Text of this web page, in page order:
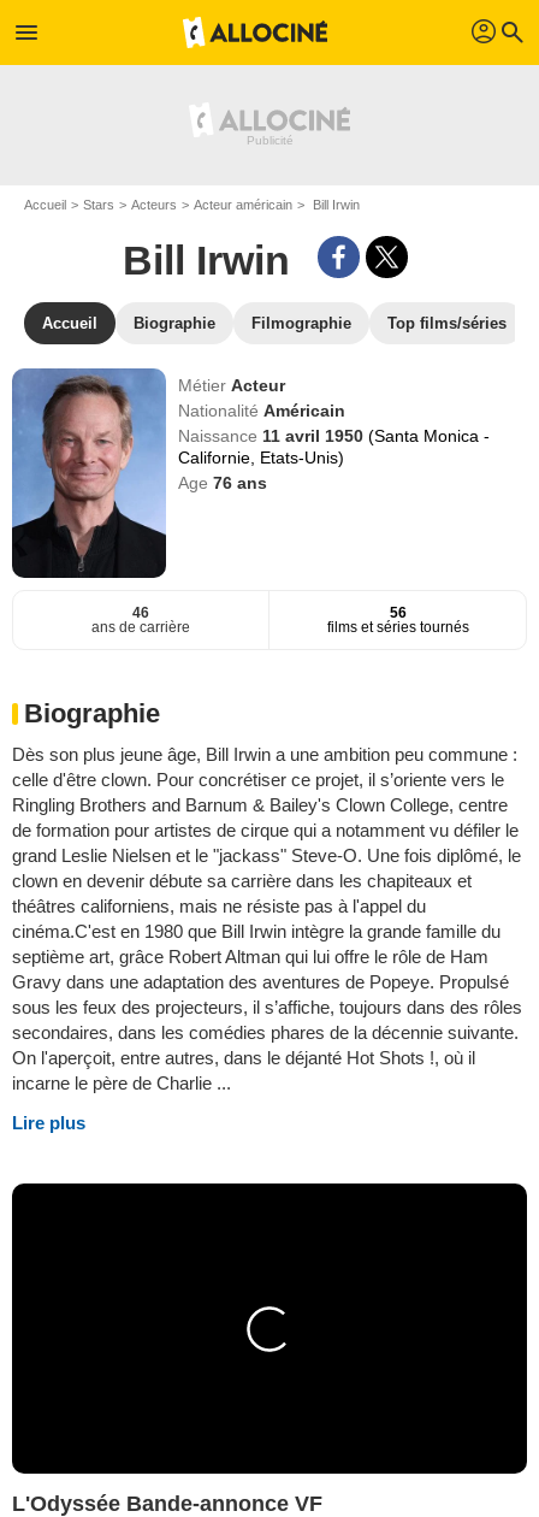
menu profil search
Accueil Stars Acteurs Acteur américain Bill Irwin
Bill Irwin
Accueil Biographie Filmographie Top films/séries
MétierActeur
NationalitéAméricain
Naissance 11 avril 1950(Santa Monica -
Californie, Etats-Unis)
Age76 ans
46
ans de carrière
56
films et séries tournés
Biographie
Dès son plus jeune âge, Bill Irwin a une ambition peu commune :
celle d'être clown. Pour concrétiser ce projet, il s’oriente vers le
Ringling Brothers and Barnum & Bailey's Clown College, centre
de formation pour artistes de cirque qui a notamment vu défiler le
grand Leslie Nielsen et le "jackass" Steve-O. Une fois diplômé, le
clown en devenir débute sa carrière dans les chapiteaux et
théâtres californiens, mais ne résiste pas à l'appel du
cinéma.C'est en 1980 que Bill Irwin intègre la grande famille du
septième art, grâce Robert Altman qui lui offre le rôle de Ham
Gravy dans une adaptation des aventures de Popeye. Propulsé
sous les feux des projecteurs, il s’affiche, toujours dans des rôles
secondaires, dans les comédies phares de la décennie suivante.
On l'aperçoit, entre autres, dans le déjanté Hot Shots !, où il
incarne le père de Charlie ...
Lire plus
L'Odyssée Bande-annonce VF